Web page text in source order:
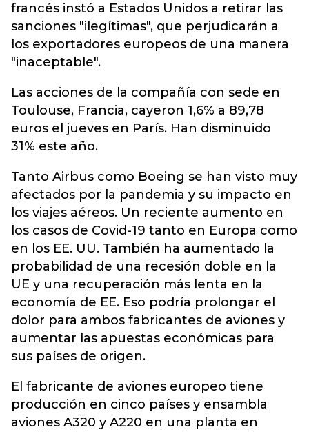
francés instó a Estados Unidos a retirar las
sanciones "ilegítimas", que perjudicarán a
los exportadores europeos de una manera
"inaceptable".
Las acciones de la compañía con sede en
Toulouse, Francia, cayeron 1,6% a 89,78
euros el jueves en París. Han disminuido
31% este año.
Tanto Airbus como Boeing se han visto muy
afectados por la pandemia y su impacto en
los viajes aéreos. Un reciente aumento en
los casos de Covid-19 tanto en Europa como
en los EE. UU. También ha aumentado la
probabilidad de una recesión doble en la
UE y una recuperación más lenta en la
economía de EE. Eso podría prolongar el
dolor para ambos fabricantes de aviones y
aumentar las apuestas económicas para
sus países de origen.
El fabricante de aviones europeo tiene
producción en cinco países y ensambla
aviones A320 y A220 en una planta en